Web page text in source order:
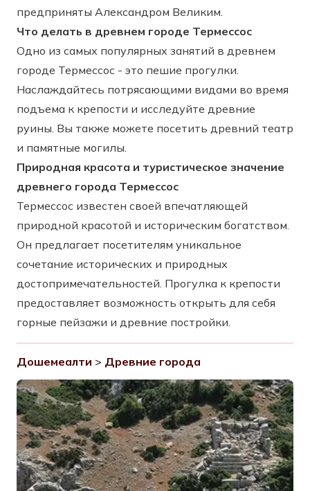
предприняты Александром Великим.
Что делать в древнем городе Термессос
Одно из самых популярных занятий в древнем
городе Термессос - это пешие прогулки.
Наслаждайтесь потрясающими видами во время
подъема к крепости и исследуйте древние
руины. Вы также можете посетить древний театр
и памятные могилы.
Природная красота и туристическое значение
древнего города Термессос
Термессос известен своей впечатляющей
природной красотой и историческим богатством.
Он предлагает посетителям уникальное
сочетание исторических и природных
достопримечательностей. Прогулка к крепости
предоставляет возможность открыть для себя
горные пейзажи и древние постройки.
Дошемеалти > Древние города